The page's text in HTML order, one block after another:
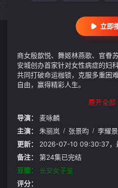
立即
商女殷歆悦、舞姬林燕歌、官眷
安城创办首家针对女性病症的妇
共同打破命运枷锁，克服多重困
自由，赢得精彩人生。
展开全部
导演：
麦咏麟
主演：
朱丽岚 / 张景昀 / 李耀景
更新：
2026-07-10 09:30:37，
备注：
第24集已完结
豆瓣：
长安女子鉴
评分：